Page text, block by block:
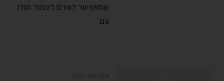
שמאפשר לאדם לעמוד מולו
עם
אומן ראש השנה